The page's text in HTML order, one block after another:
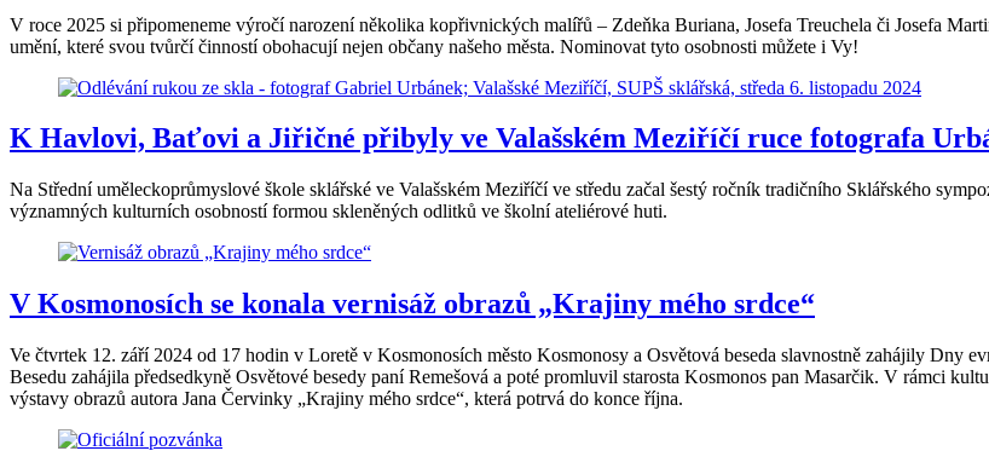
V roce 2025 si připomeneme výročí narození několika kopřivnických malířů – Zdeňka Buriana, Josefa Treuchela či Josefa
umění, které svou tvůrčí činností obohacují nejen občany našeho města. Nominovat tyto osobnosti můžete i Vy!
K Havlovi, Baťovi a Jiřičné přibyly ve Valašském Meziříčí ruce fotografa
Na Střední uměleckoprůmyslové škole sklářské ve Valašském Meziříčí ve středu začal šestý ročník tradičního Sklářského
významných kulturních osobností formou skleněných odlitků ve školní ateliérové huti.
V Kosmonosích se konala vernisáž obrazů „Krajiny mého srdce“
Ve čtvrtek 12. září 2024 od 17 hodin v Loretě v Kosmonosích město Kosmonosy a Osvětová beseda slavnostně zahájily Dny
Besedu zahájila předsedkyně Osvětové besedy paní Remešová a poté promluvil starosta Kosmonos pan Masarčik. V rámci
výstavy obrazů autora Jana Červinky „Krajiny mého srdce“, která potrvá do konce října.